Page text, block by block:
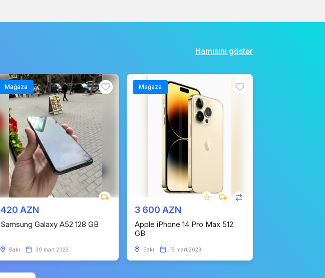
Hamısını göstər
Mağaza
420 AZN
Samsung Galaxy A52 128 GB
Bakı 30 mart 2022
Mağaza
3 600 AZN
Apple iPhone 14 Pro Max 512
GB
Bakı 15 mart 2023